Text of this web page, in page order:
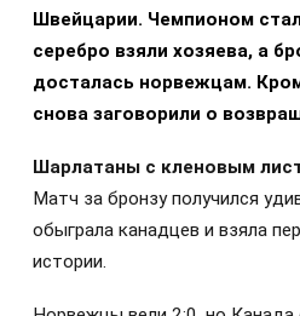
Швейцарии. Чемпионом
серебро взяли хозяева, а
досталась норвежцам.
снова заговорили о
Шарлатаны с кленовым
Матч за бронзу получился
обыграла канадцев и взяла
истории.